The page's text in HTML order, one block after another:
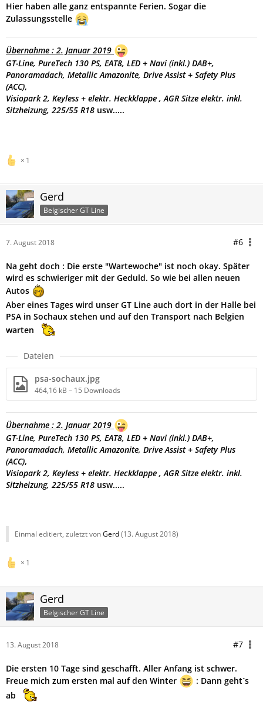
Hier haben alle ganz entspannte Ferien. Sogar die
Zulassungsstelle
Übernahme : 2. Januar 2019
GT-Line, PureTech 130 PS, EAT8, LED + Navi (inkl.) DAB+,
Panoramadach, Metallic Amazonite, Drive Assist + Safety Plus
(ACC),
Visiopark 2, Keyless + elektr. Heckklappe , AGR Sitze elektr. inkl.
Sitzheizung, 225/55 R18 usw.....
1
Gerd
Belgischer GT Line
7. August 2018 #6
Na geht doch : Die erste "Wartewoche" ist noch okay. Später
wird es schwieriger mit der Geduld. So wie bei allen neuen
Autos
Aber eines Tages wird unser GT Line auch dort in der Halle bei
PSA in Sochaux stehen und auf den Transport nach Belgien
warten
Dateien
psa-sochaux.jpg
464,16 kB – 15 Downloads
Übernahme : 2. Januar 2019
GT-Line, PureTech 130 PS, EAT8, LED + Navi (inkl.) DAB+,
Panoramadach, Metallic Amazonite, Drive Assist + Safety Plus
(ACC),
Visiopark 2, Keyless + elektr. Heckklappe , AGR Sitze elektr. inkl.
Sitzheizung, 225/55 R18 usw.....
Einmal editiert, zuletzt vonGerd(13. August 2018)
1
Gerd
Belgischer GT Line
13. August 2018 #7
Die ersten 10 Tage sind geschafft. Aller Anfang ist schwer.
Freue mich zum ersten mal auf den Winter
: Dann geht´s
ab